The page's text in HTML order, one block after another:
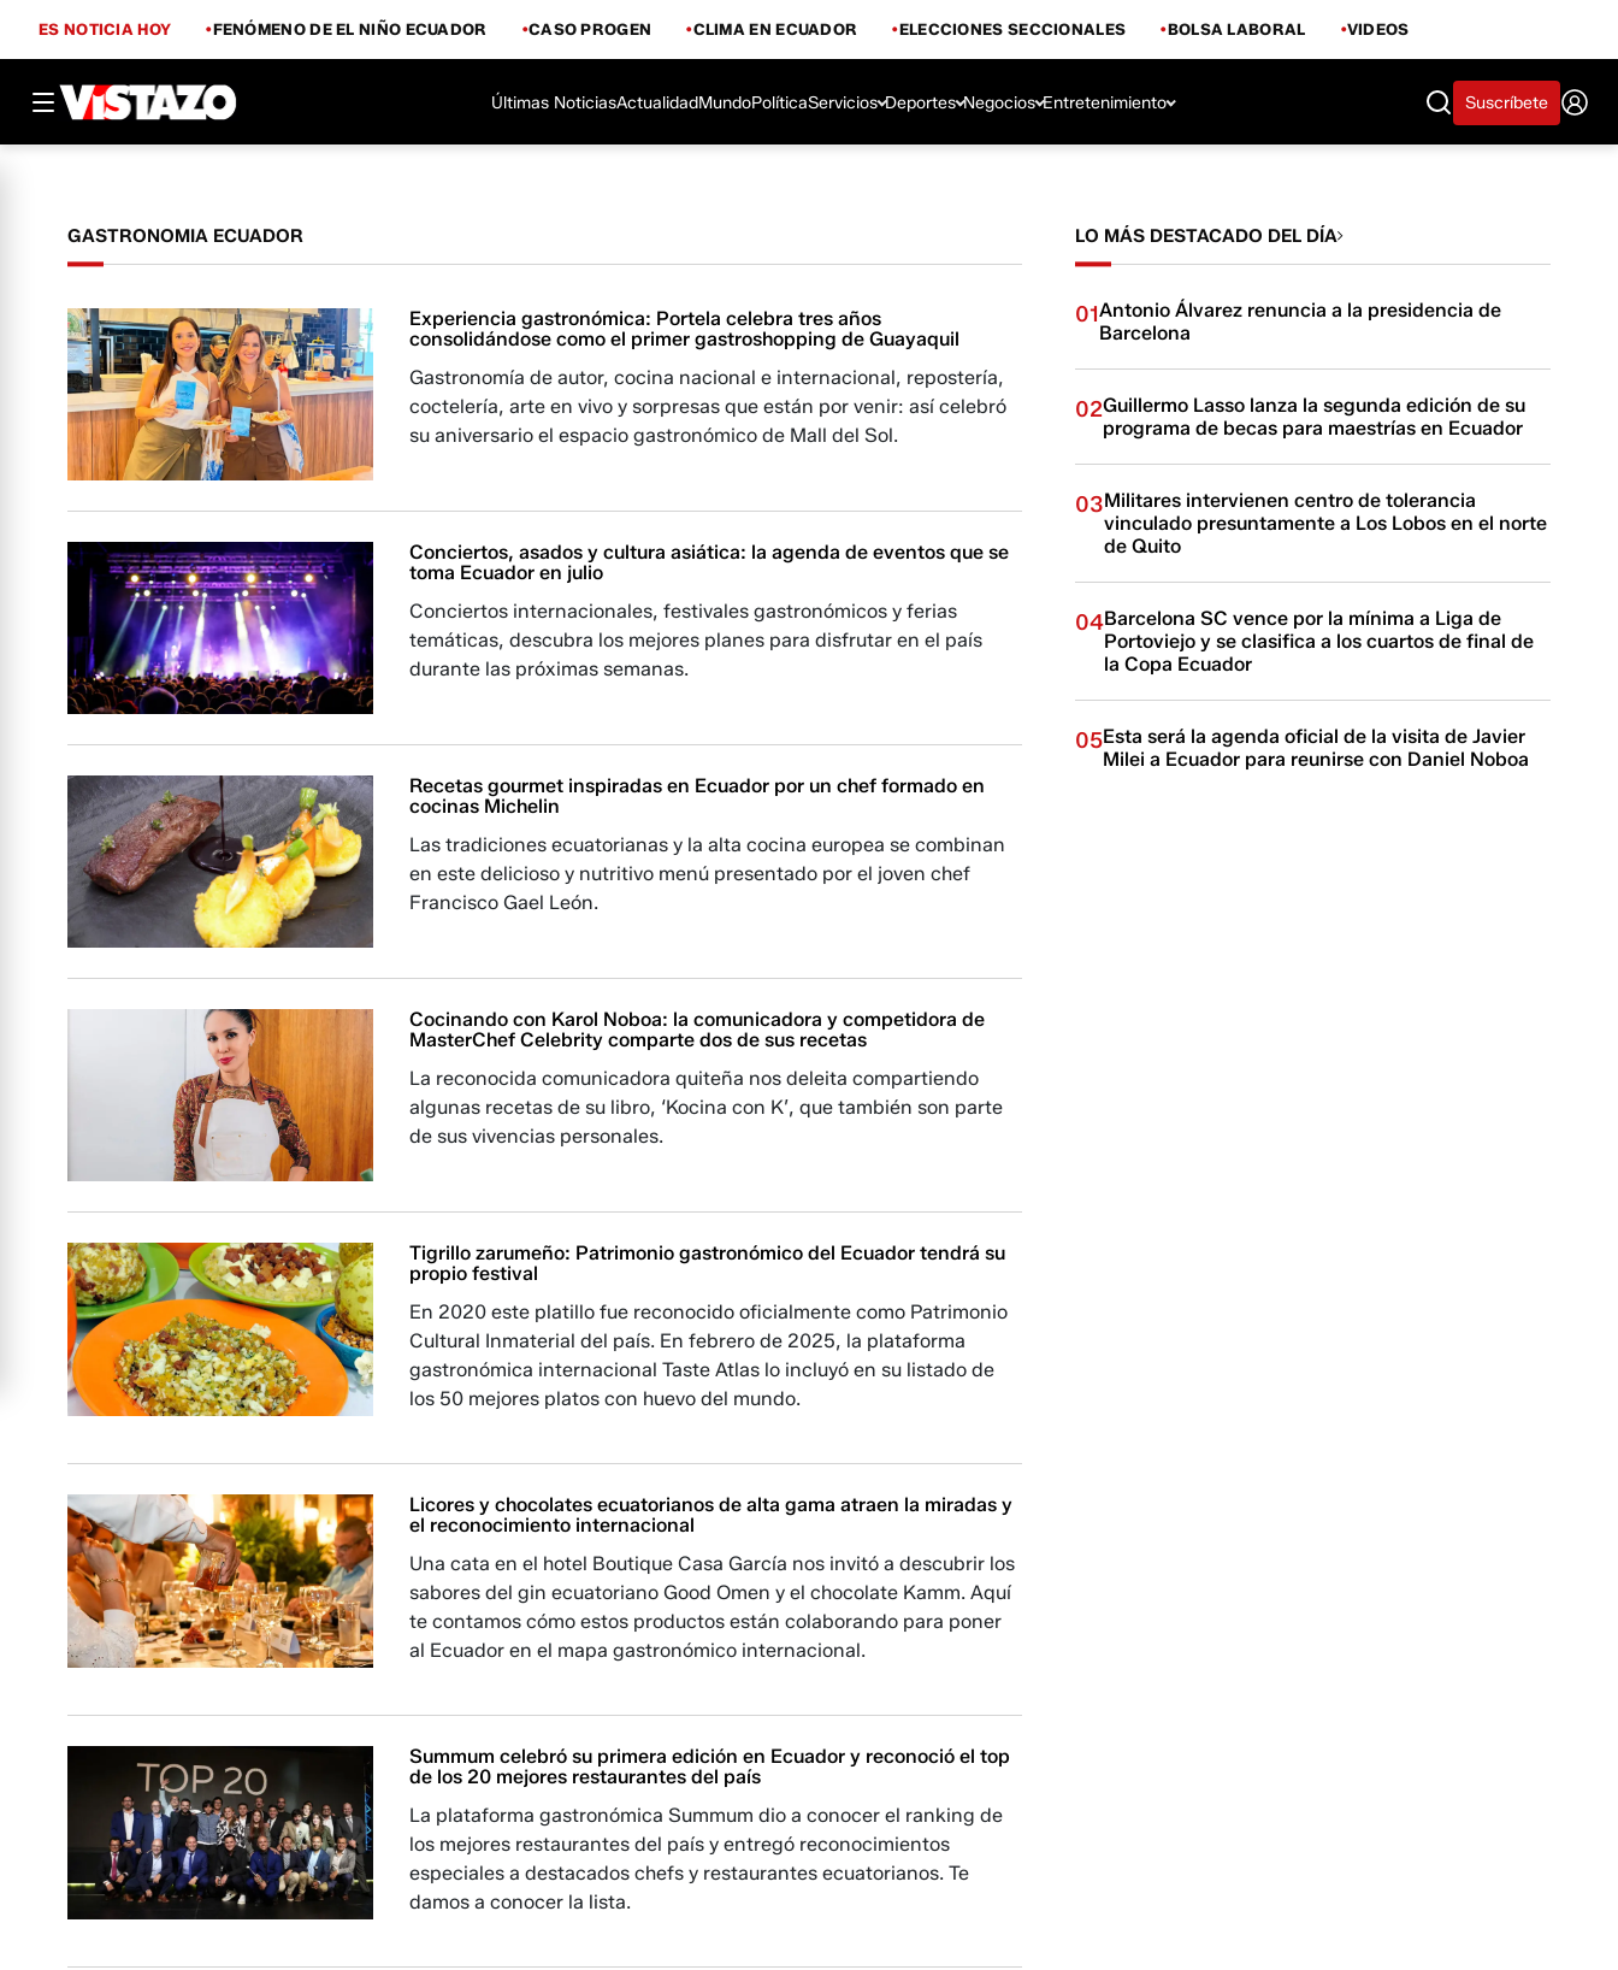
ES NOTICIA HOY FENÓMENO DE EL NIÑO ECUADOR CASO PROGEN CLIMA EN ECUADOR ELECCIONES SECCIONALES BOLSA LABORAL VIDEOS
Últimas NoticiasActualidadMundoPolíticaServicios Deportes Negocios Entretenimiento Suscríbete
GASTRONOMIA ECUADOR
Experiencia gastronómica: Portela celebra tres años
consolidándose como el primer gastroshopping de Guayaquil
Gastronomía de autor, cocina nacional e internacional, repostería,
coctelería, arte en vivo y sorpresas que están por venir: así celebró
su aniversario el espacio gastronómico de Mall del Sol.
Conciertos, asados y cultura asiática: la agenda de eventos que se
toma Ecuador en julio
Conciertos internacionales, festivales gastronómicos y ferias
temáticas, descubra los mejores planes para disfrutar en el país
durante las próximas semanas.
Recetas gourmet inspiradas en Ecuador por un chef formado en
cocinas Michelin
Las tradiciones ecuatorianas y la alta cocina europea se combinan
en este delicioso y nutritivo menú presentado por el joven chef
Francisco Gael León.
Cocinando con Karol Noboa: la comunicadora y competidora de
MasterChef Celebrity comparte dos de sus recetas
La reconocida comunicadora quiteña nos deleita compartiendo
algunas recetas de su libro, ‘Kocina con K’, que también son parte
de sus vivencias personales.
Tigrillo zarumeño: Patrimonio gastronómico del Ecuador tendrá su
propio festival
En 2020 este platillo fue reconocido oficialmente como Patrimonio
Cultural Inmaterial del país. En febrero de 2025, la plataforma
gastronómica internacional Taste Atlas lo incluyó en su listado de
los 50 mejores platos con huevo del mundo.
Licores y chocolates ecuatorianos de alta gama atraen la miradas y
el reconocimiento internacional
Una cata en el hotel Boutique Casa García nos invitó a descubrir los
sabores del gin ecuatoriano Good Omen y el chocolate Kamm. Aquí
te contamos cómo estos productos están colaborando para poner
al Ecuador en el mapa gastronómico internacional.
Summum celebró su primera edición en Ecuador y reconoció el top
de los 20 mejores restaurantes del país
La plataforma gastronómica Summum dio a conocer el ranking de
los mejores restaurantes del país y entregó reconocimientos
especiales a destacados chefs y restaurantes ecuatorianos. Te
damos a conocer la lista.
LO MÁS DESTACADO DEL DÍA
01Antonio Álvarez renuncia a la presidencia de
Barcelona
02Guillermo Lasso lanza la segunda edición de su
programa de becas para maestrías en Ecuador
03Militares intervienen centro de tolerancia
vinculado presuntamente a Los Lobos en el norte
de Quito
04Barcelona SC vence por la mínima a Liga de
Portoviejo y se clasifica a los cuartos de final de
la Copa Ecuador
05Esta será la agenda oficial de la visita de Javier
Milei a Ecuador para reunirse con Daniel Noboa